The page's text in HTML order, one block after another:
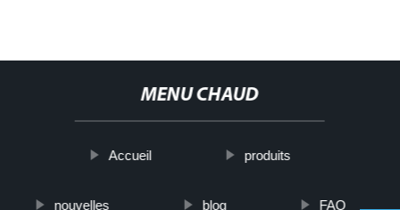
MENU CHAUD
Accueil produits
nouvelles blog FAQ